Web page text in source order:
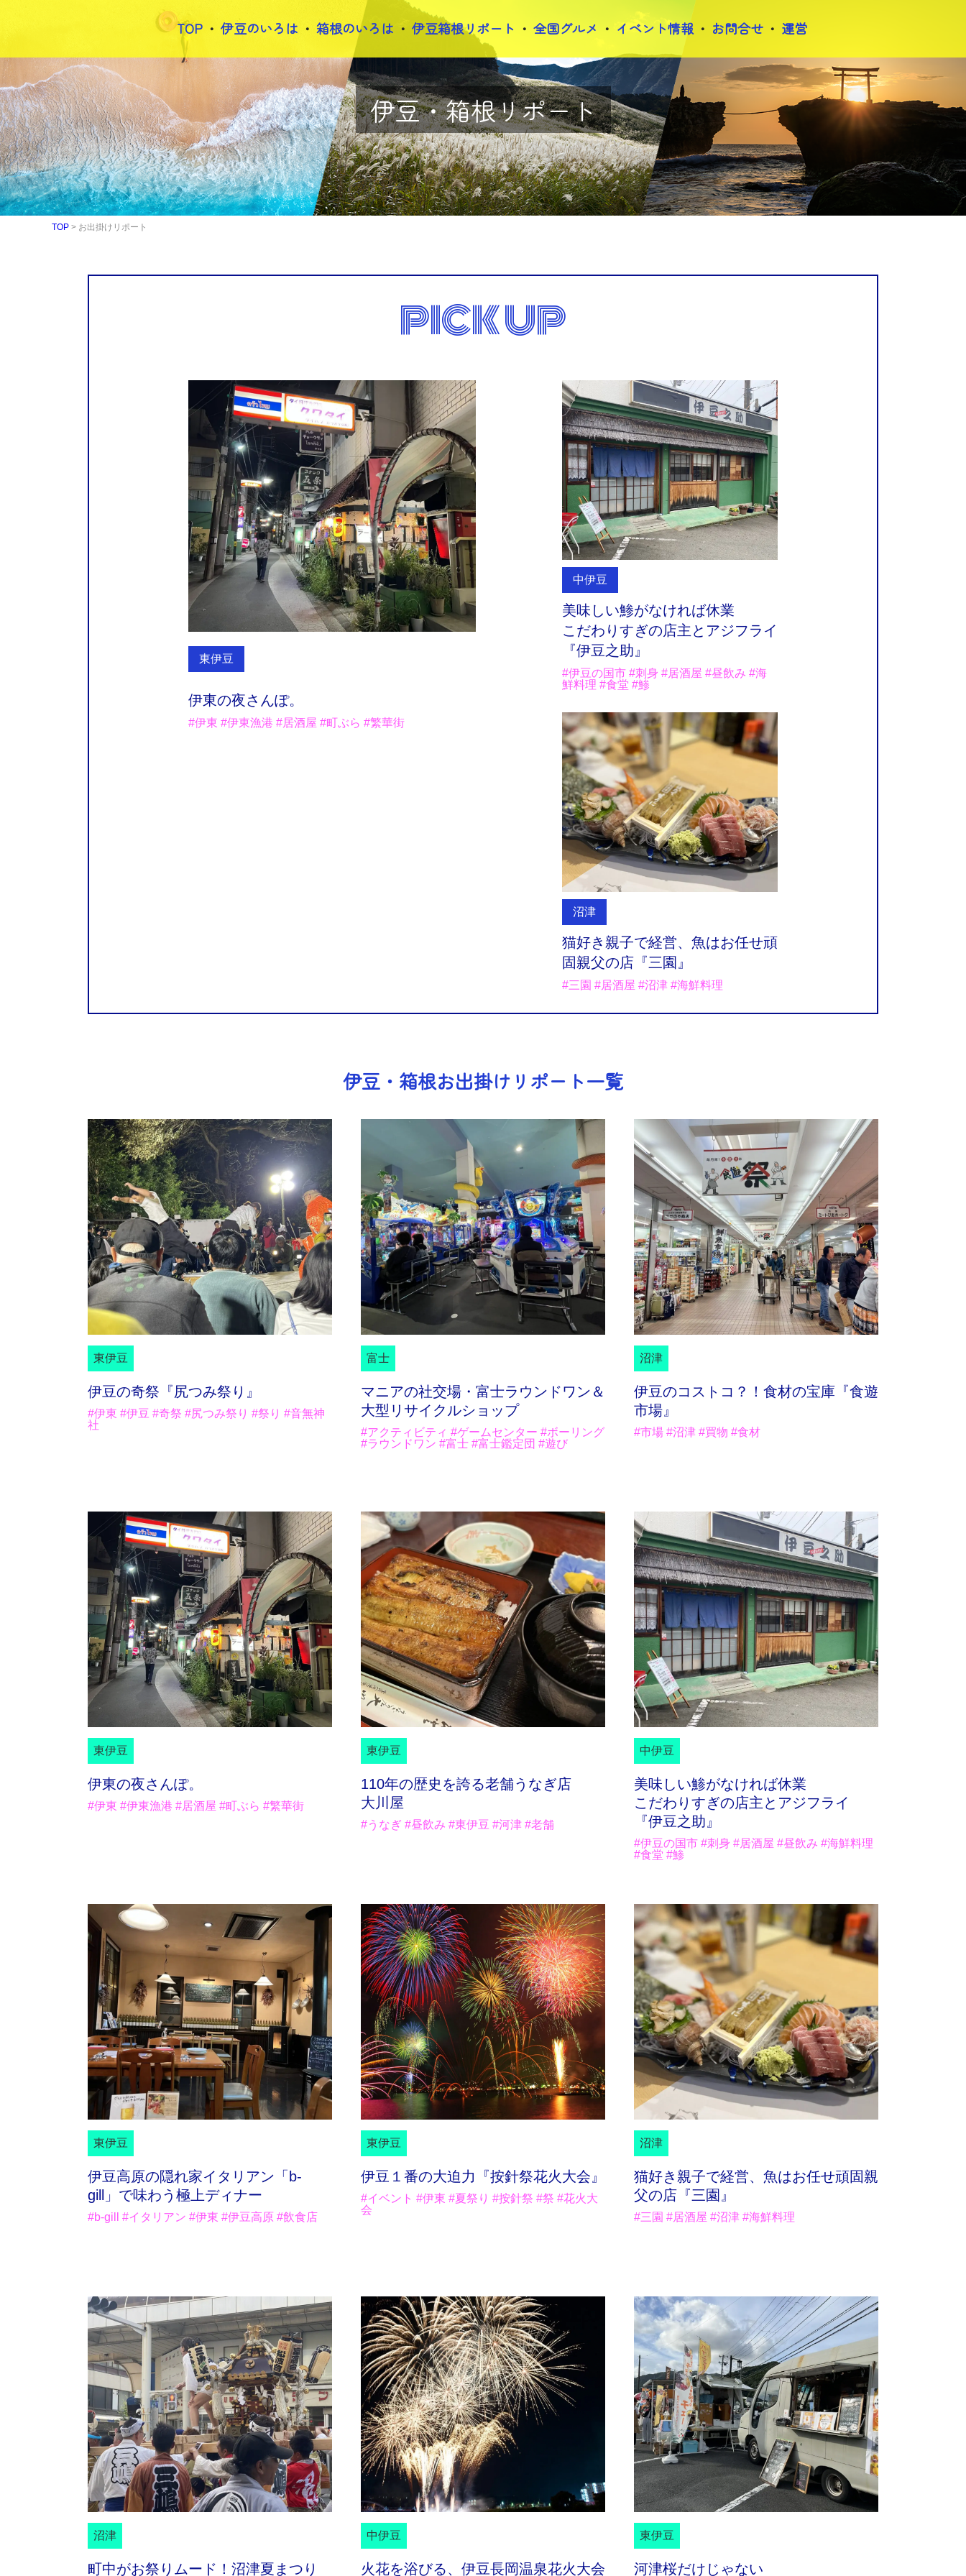
TOP 伊豆のいろは 箱根のいろは 伊豆箱根リポート 全国グルメ イベント情報 お問合せ 運営
伊豆・箱根リポート
TOP > お出掛けリポート
PICK UP
東伊豆
伊東の夜さんぽ。
#伊東 #伊東漁港 #居酒屋 #町ぶら #繁華街
中伊豆
美味しい鯵がなければ休業
こだわりすぎの店主とアジフライ
『伊豆之助』
#伊豆の国市 #刺身 #居酒屋 #昼飲み #海
鮮料理 #食堂 #鯵
沼津
猫好き親子で経営、魚はお任せ頑
固親父の店『三園』
#三園 #居酒屋 #沼津 #海鮮料理
伊豆・箱根お出掛けリポート一覧
東伊豆
伊豆の奇祭『尻つみ祭り』
#伊東 #伊豆 #奇祭 #尻つみ祭り #祭り #音無神
社
富士
マニアの社交場・富士ラウンドワン＆
大型リサイクルショップ
#アクティビティ #ゲームセンター #ボーリング
#ラウンドワン #富士 #富士鑑定団 #遊び
沼津
伊豆のコストコ？！食材の宝庫『食遊
市場』
#市場 #沼津 #買物 #食材
東伊豆
伊東の夜さんぽ。
#伊東 #伊東漁港 #居酒屋 #町ぶら #繁華街
東伊豆
110年の歴史を誇る老舗うなぎ店
大川屋
#うなぎ #昼飲み #東伊豆 #河津 #老舗
中伊豆
美味しい鯵がなければ休業
こだわりすぎの店主とアジフライ
『伊豆之助』
#伊豆の国市 #刺身 #居酒屋 #昼飲み #海鮮料理
#食堂 #鯵
東伊豆
伊豆高原の隠れ家イタリアン「b-
gill」で味わう極上ディナー
#b-gill #イタリアン #伊東 #伊豆高原 #飲食店
東伊豆
伊豆１番の大迫力『按針祭花火大会』
#イベント #伊東 #夏祭り #按針祭 #祭 #花火大
会
沼津
猫好き親子で経営、魚はお任せ頑固親
父の店『三園』
#三園 #居酒屋 #沼津 #海鮮料理
沼津
町中がお祭りムード！沼津夏まつり
中伊豆
火花を浴びる、伊豆長岡温泉花火大会
東伊豆
河津桜だけじゃない